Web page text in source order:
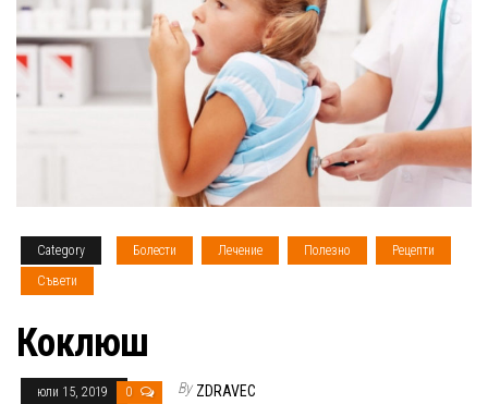
Category Болести Лечение Полезно
Рецепти
Съвети
Коклюш
юли 15, 2019 0 By ZDRAVEC